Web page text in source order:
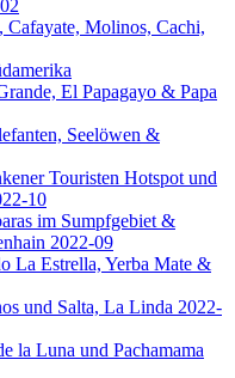
Molinos, Cachi,
El Papagayo & Papa
Seelöwen &
Touristen Hotspot und
10
im Sumpfgebiet &
2022-09
La Estrella, Yerba Mate &
und Salta, La Linda 2022-
la Luna und Pachamama